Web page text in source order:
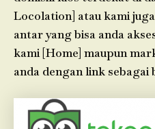
Locolation] atau kami
antar yang bisa anda
kami [Home] maupun
anda dengan link sebagai